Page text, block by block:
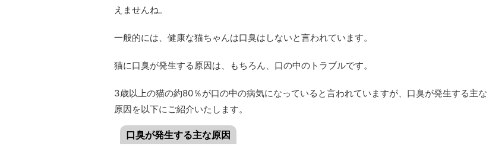
えませんね。
一般的には、健康な猫ちゃんは口臭はしないと言われています。
猫に口臭が発生する原因は、もちろん、口の中のトラブルです。
3歳以上の猫の約80％が口の中の病気になっていると言われていますが、口臭が発生する主な
原因を以下にご紹介いたします。
口臭が発生する主な原因